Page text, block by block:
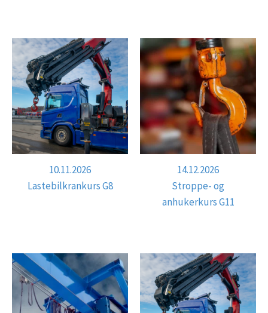
10.11.2026
Lastebilkrankurs G8
14.12.2026
Stroppe- og
anhukerkurs G11